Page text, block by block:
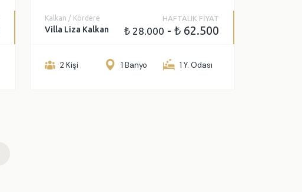
Kalkan / Kördere
Villa Liza Kalkan
HAFTALIK FİYAT
₺ 28.000 - ₺ 62.500
2 Kişi 1 Banyo 1 Y. Odası